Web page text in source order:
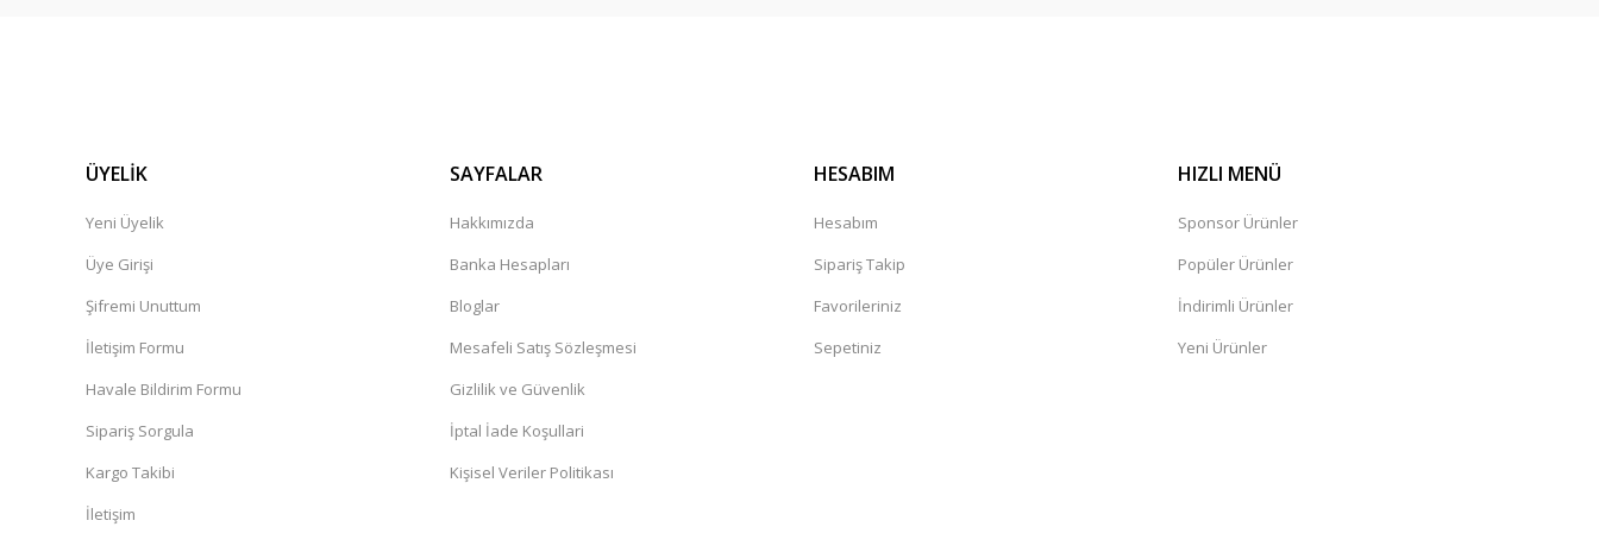
Ürünler kaliteli. Sistem hızlı çalışıyor
O... Ö... | 16/03/2026
Teslimat hızlı geldi sabah verdiğim siparii sonraki güne teslim ettiler ve sağlamdıda.
ÜYELİK
Yeni Üyelik
Üye Girişi
Şifremi Unuttum
İletişim Formu
Havale Bildirim Formu
Sipariş Sorgula
Kargo Takibi
İletişim
SAYFALAR
Hakkımızda
Banka Hesapları
Bloglar
Mesafeli Satış Sözleşmesi
Gizlilik ve Güvenlik
İptal İade Koşullari
Kişisel Veriler Politikası
HESABIM
Hesabım
Sipariş Takip
Favorileriniz
Sepetiniz
HIZLI MENÜ
Sponsor Ürünler
Popüler Ürünler
İndirimli Ürünler
Yeni Ürünler